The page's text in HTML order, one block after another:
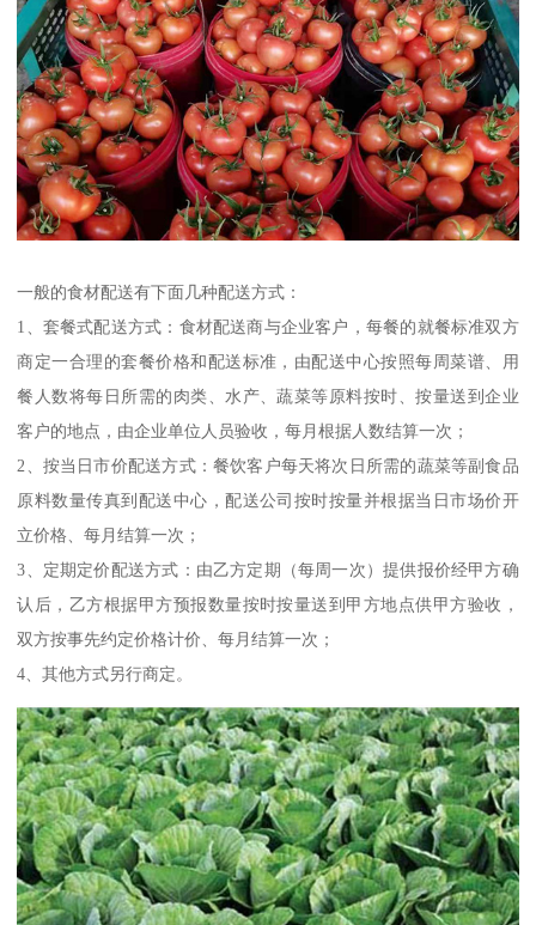
一般的食材配送有下面几种配送方式：
1、套餐式配送方式：食材配送商与企业客户，每餐的就餐标准双方
商定一合理的套餐价格和配送标准，由配送中心按照每周菜谱、用
餐人数将每日所需的肉类、水产、蔬菜等原料按时、按量送到企业
客户的地点，由企业单位人员验收，每月根据人数结算一次；
2、按当日市价配送方式：餐饮客户每天将次日所需的蔬菜等副食品
原料数量传真到配送中心，配送公司按时按量并根据当日市场价开
立价格、每月结算一次；
3、定期定价配送方式：由乙方定期（每周一次）提供报价经甲方确
认后，乙方根据甲方预报数量按时按量送到甲方地点供甲方验收，
双方按事先约定价格计价、每月结算一次；
4、其他方式另行商定。